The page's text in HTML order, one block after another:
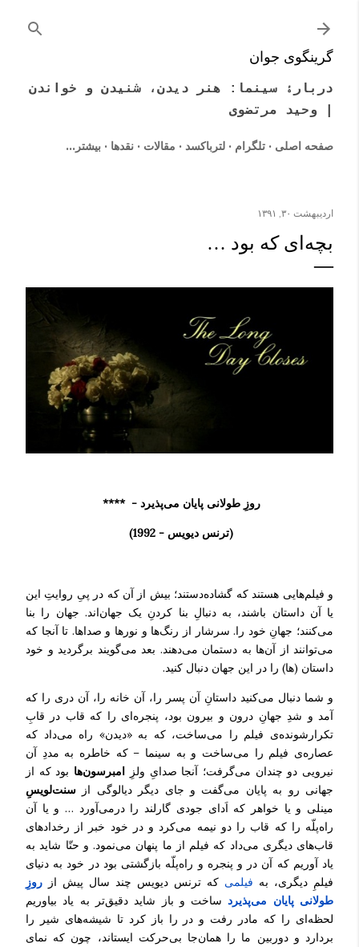
گرینگوی جوان
دربارۀ سینما: هنر دیدن، شنیدن و خواندن
| وحید مرتضوی
صفحه اصلی تلگرام لترباکسد مقالات نقدها ‏بیشتر…
اردیبهشت ۳۰, ۱۳۹۱
بچه‌ای که بود …
روزِ طولانی پایان می‌پذیرد - *
*
**
(ترنس دیویس - 1992 )
و فیلم‌هایی هستند که گشاده‌دستند؛ بیش از آن که در پیِ روایتِ این
یا آن داستان باشند، به دنبالِ بنا کردنِ یک جهان‌اند. جهان را بنا
می‌کنند؛ جهانِ خود را. سرشار از رنگ‌ها و نورها و صداها. تا آنجا که
می‌توانند از آن‌ها به دستمان می‌دهند. بعد می‌گویند برگردید و خود
داستان‌ (ها) را در این جهان دنبال کنید.
و شما دنبال می‌کنید داستانِ آن پسر را، آن خانه را، آن دری را که
آمد و شدِ جهانِ درون و بیرون بود، پنجره‌ای را که قاب در قابِ
تکرارشونده‌ی فیلم را می‌ساخت، که به «دیدن» راه می‌داد که
عصاره‌ی فیلم را می‌ساخت و به سینما – که خاطره به مددِ آن
نیرویی دو چندان می‌گرفت؛ آنجا صدایِ ولزِ امبرسون‌ها بود که از
جهانی رو به پایان می‌گفت و جای دیگر دیالوگی از سنت‌لویسِ
مینلی و یا خواهر که اَدای جودی گارلند را درمی‌آورد … و یا آن
راه‌پلّه‌ را که قاب را دو نیمه می‌کرد و در خود خبر از رخدادهای
قاب‌های دیگری می‌داد که فیلم از ما پنهان می‌نمود. و حتّا شاید به
یاد آوریم که آن در و پنجره و راه‌پلّه بازگشتی بود در خود به دنیای
فیلمِ دیگری، به فیلمی که ترنس دیویس چند سال پیش از روزِ
طولانی پایان می‌پذیرد ساخت و باز شاید دقیق‌تر به یاد بیاوریم
لحظه‌ای را که مادر رفت و در را باز کرد تا شیشه‌های شیر را
بردارد و دوربین ما را همان‌جا بی‌حرکت ایستاند، چون که نمای